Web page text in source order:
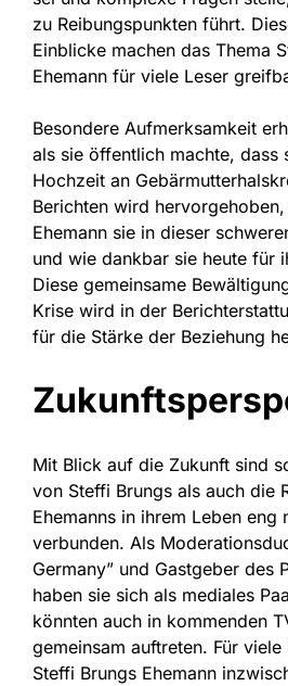
zu Reibungspunkten führt.
Einblicke machen das Thema
Ehemann für viele Leser
Besondere Aufmerksamkeit
als sie öffentlich machte, dass
Hochzeit an
Berichten wird
Ehemann sie in dieser
und wie dankbar sie heute für
Diese gemeinsame
Krise wird in der
für die Stärke der Beziehung
Mit Blick auf die Zukunft sind
von Steffi Brungs als auch die
Ehemanns in ihrem Leben eng
verbunden. Als
Germany” und Gastgeber des
haben sie sich als mediales
könnten auch in kommenden
gemeinsam auftreten. Für viele
Steffi Brungs Ehemann